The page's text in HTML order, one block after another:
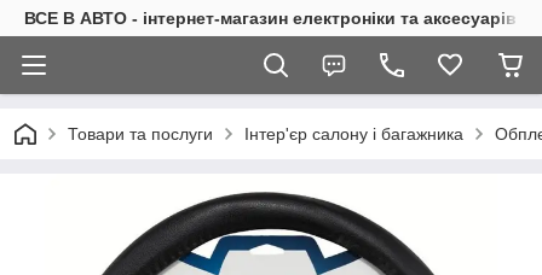
ВСЕ В АВТО - інтернет-магазин електроніки та аксесуарів в
Товари та послуги Інтер'єр салону і багажника